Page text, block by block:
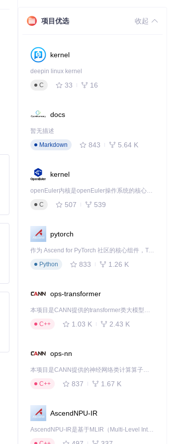
项目优选 收起
kernel
deepin linux kernel
C
33 16
docs
暂无描述
Markdown
843 5.64 K
kernel
openEuler内核是openEuler操作系统的核心，既是系统性能与稳定性的基石，也是连接处理器、设备与服务的桥梁。
C
507 539
pytorch
作为 Ascend for PyTorch 社区的核心组件，TorchNPU 是昇腾专为 PyTorch 打造的深度学习适配插件，使 PyTorch 框架能够直接调用昇腾 NPU，为开发者提供昇腾 AI 处理器的超强算力。
Python
833 1.26 K
ops-transformer
本项目是CANN提供的transformer类大模型算子库，实现网络在NPU上加速计算。
C++
1.03 K 2.43 K
ops-nn
本项目是CANN提供的神经网络类计算算子库，实现网络在NPU上加速计算。
C++
837 1.67 K
AscendNPU-IR
AscendNPU-IR是基于MLIR（Multi-Level Intermediate Representation）构建的，面向昇腾亲和算子编译时使用的中间表示，提供昇腾完备表达能力，通过编译优化提升昇腾AI处理器计算效率，支持通过生态框架使能昇腾AI处理器与深度调优